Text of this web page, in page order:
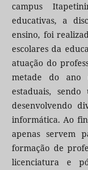
campus
educativas, a
ensino, foi
escolares da
atuação do
metade do ano
estaduais,
desenvolvendo
informática. Ao
apenas servem
formação de
licenciatura e